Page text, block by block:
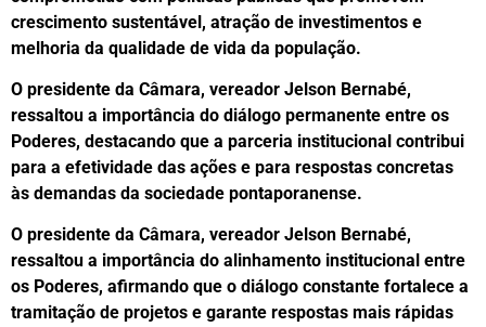
crescimento sustentável, atração de investimentos e
melhoria da qualidade de vida da população.
O presidente da Câmara, vereador Jelson Bernabé,
ressaltou a importância do diálogo permanente entre os
Poderes, destacando que a parceria institucional contribui
para a efetividade das ações e para respostas concretas
às demandas da sociedade pontaporanense.
O presidente da Câmara, vereador Jelson Bernabé,
ressaltou a importância do alinhamento institucional entre
os Poderes, afirmando que o diálogo constante fortalece a
tramitação de projetos e garante respostas mais rápidas